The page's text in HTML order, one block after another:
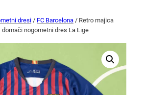
dresi / FC Barcelona / Retro majica
nogometni dres La Lige